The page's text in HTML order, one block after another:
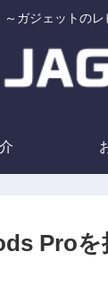
～ガジェットの
Proを